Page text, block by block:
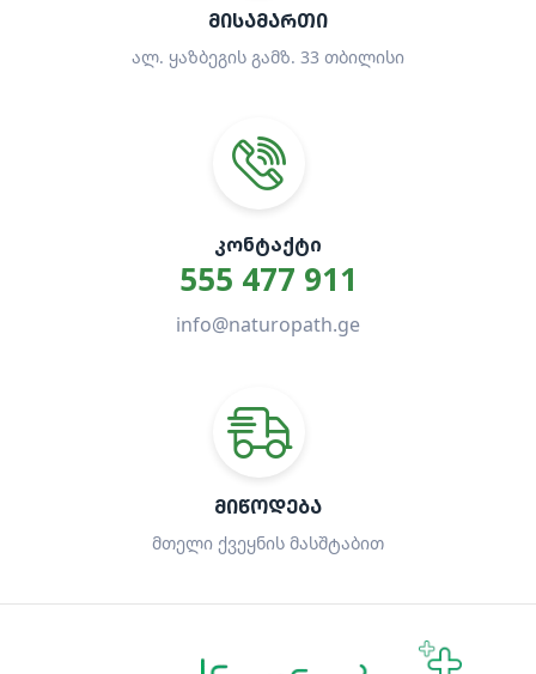
ᲛᲘᲡᲐᲛᲐᲠᲗᲘ
ალ. ყაზბეგის გამზ. 33 თბილისი
ᲙᲝᲜᲢᲐᲥᲢᲘ
555 477 911
info@naturopath.ge
ᲛᲘᲬᲝᲓᲔᲑᲐ
მთელი ქვეყნის მასშტაბით